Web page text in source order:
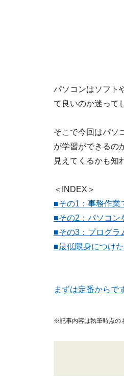
パソコンはソフト
て良いのか迷って
そこで今回はパソ
が学習ができるの
見えてくるかも知
＜INDEX＞
■その1：事務作業
■その2：パソコン
■その3：プログラ
■最低限身につけ
まずは定番からで
※記事内容は執筆時点の